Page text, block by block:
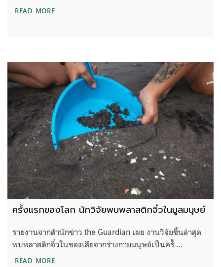
READ MOREเขื่อนขนาดใหญ่ “ไม่ยั่งยืน” ในประเทศกำลังพัฒนา
ครั้งแรกของโลก นักวิจัยพบพลาสติกจิ๋วในมูลมนุษย์
รายงานจากสำนักข่าว the Guardian เผย งานวิจัยชิ้นล่าสุด
พบพลาสติกจิ๋วในของเสียจากร่างกายมนุษย์เป็นครั้ …
READ MOREครั้งแรกของโลก นักวิจัยพบพลาสติกจิ๋วในมูลมนุษย์